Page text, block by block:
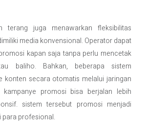
terang juga menawarkan fleksibilitas
media konvensional. Operator dapat
kapan saja tanpa perlu mencetak
baliho. Bahkan, beberapa sistem
konten secara otomatis melalui jaringan
kampanye promosi bisa berjalan lebih
sistem tersebut promosi menjadi
para profesional.